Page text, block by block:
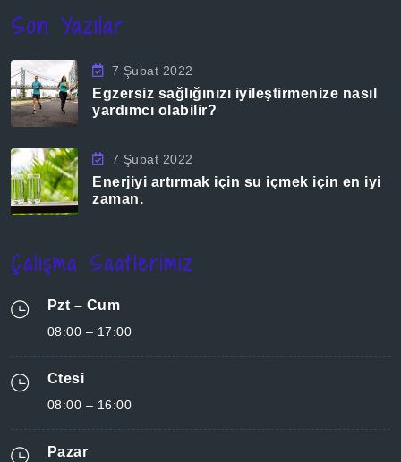
Son Yazılar
7 Şubat 2022
Egzersiz sağlığınızı iyileştirmenize nasıl
yardımcı olabilir?
7 Şubat 2022
Enerjiyi artırmak için su içmek için en iyi
zaman.
Çalışma Saatlerimiz
Pzt – Cum
08:00 – 17:00
Ctesi
08:00 – 16:00
Pazar